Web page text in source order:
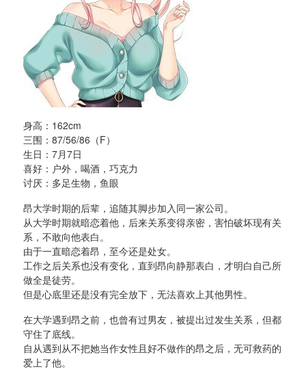
身高：162cm
三围：87/56/86（F）
生日：7月7日
喜好：户外，喝酒，巧克力
讨厌：多足生物，鱼眼
昂大学时期的后辈，追随其脚步加入同一家公司。
从大学时期就暗恋着他，后来关系变得亲密，害怕破坏现有关
系，不敢向他表白。
由于一直暗恋着昂，至今还是处女。
工作之后关系也没有变化，直到昂向静那表白，才明白自己所
做全是徒劳。
但是心底里还是没有完全放下，无法喜欢上其他男性。
在大学遇到昂之前，也曾有过男友，被提出过发生关系，但都
守住了底线。
自从遇到从不把她当作女性且好不做作的昂之后，无可救药的
爱上了他。